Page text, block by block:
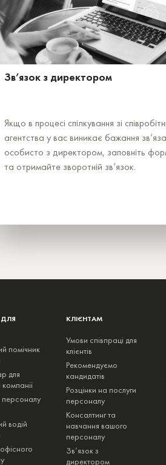
Зв’язок з директором
Якщо в процесі спілкування зі
агентства у вас виникає бажання
особисто з директором, заповніть
та отримайте зворотній зв’язок.
помічник
для
персоналу
водій
КЛІЄНТАМ
Умови співпраці для
клієнтів
Рекомендуємо
кандидатів
Розцінки на послуги
персоналу
Консалтинг та
навчання вашого
персоналу
Зв’язок з
директором